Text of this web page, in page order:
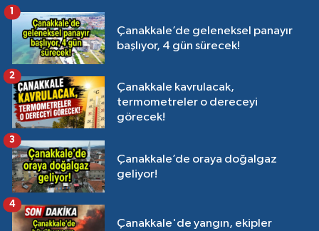
Çanakkale’de geleneksel panayır
başlıyor, 4 gün sürecek!
Çanakkale kavrulacak,
termometreler o dereceyi
görecek!
2
Çanakkale’de oraya doğalgaz
geliyor!
3
Çanakkale'de yangın, ekipler
4